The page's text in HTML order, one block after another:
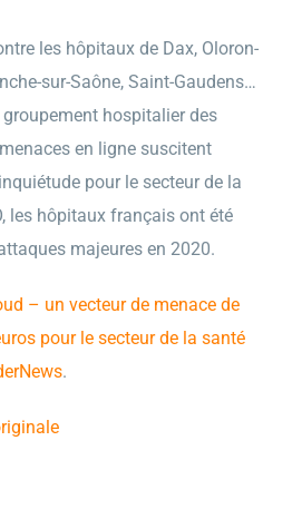
les hôpitaux de Dax, Oloron-
sur-Saône, Saint-Gaudens…
hospitalier des
en ligne suscitent
pour le secteur de la
les hôpitaux français ont été
majeures en 2020.
– un vecteur de menace de
pour le secteur de la santé
.